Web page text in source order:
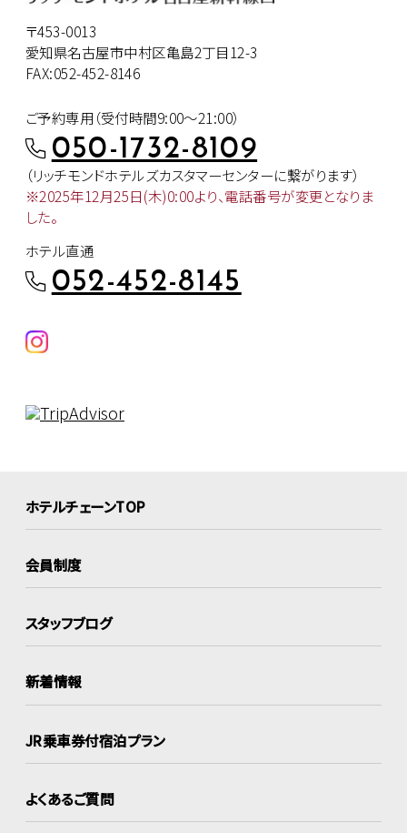
〒453-0013
愛知県名古屋市中村区亀島2丁目12-3
FAX:052-452-8146
ご予約専用（受付時間9:00～21:00）
050-1732-8109
（リッチモンドホテルズカスタマーセンターに繋がります）
※2025年12月25日(木)0:00より、電話番号が変更となりま
した。
ホテル直通
052-452-8145
ホテルチェーンTOP
会員制度
スタッフブログ
新着情報
JR乗車券付宿泊プラン
よくあるご質問